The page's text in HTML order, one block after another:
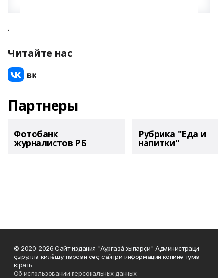
.
Читайте нас
Партнеры
Фотобанк
журналистов РБ
Рубрика "Еда и
напитки"
© 2020-2026 Сайт издания "Аургазă хыпарçи" Администраци
çырулла килĕшÿ парсан çеç сайтри информацин копине тума
юрать
Об использовании персональных данных